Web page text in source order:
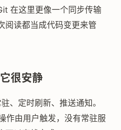
在这里更像一个同步传输
阅读都当成代码变更来管
很安静
、定时刷新、推送通知。
作由用户触发，没有常驻服